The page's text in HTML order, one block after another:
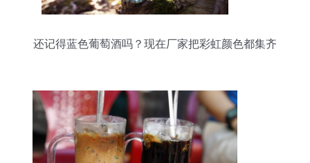
还记得蓝色葡萄酒吗？现在厂家把彩虹颜色都集齐